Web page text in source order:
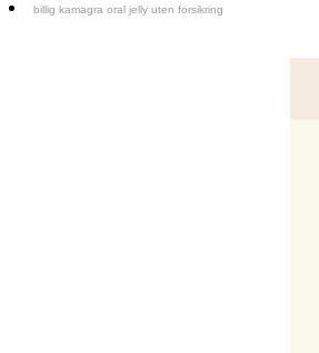
billig kamagra oral jelly uten forsikring